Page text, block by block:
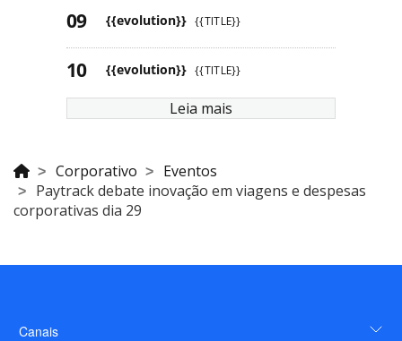
{{evolution}} {{TITLE}}
{{evolution}} {{TITLE}}
Leia mais
Corporativo
Eventos
Paytrack debate inovação em viagens e despesas
corporativas dia 29
Canais